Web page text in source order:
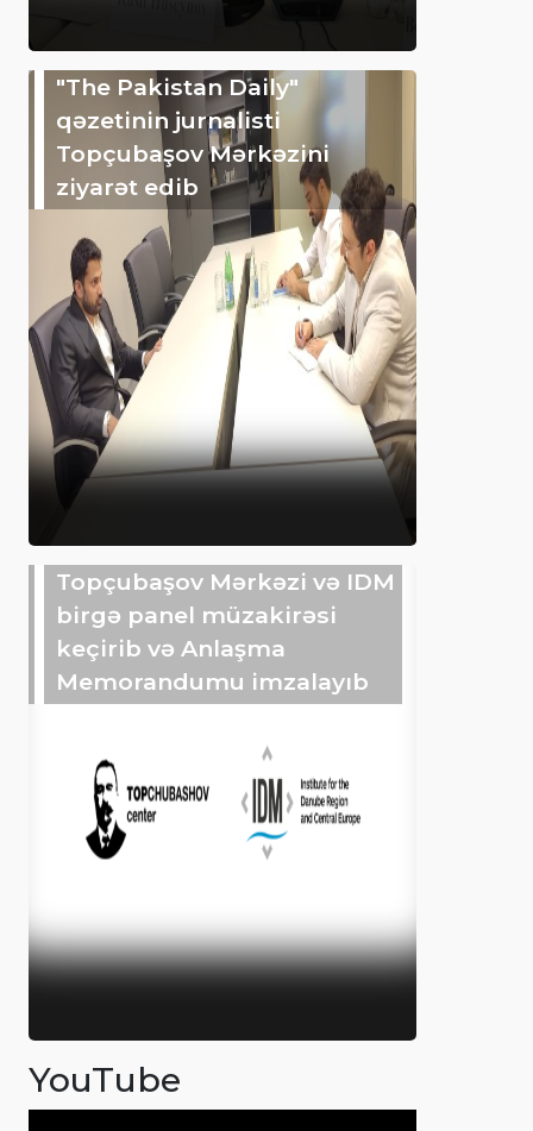
"The Pakistan Daily"
qəzetinin jurnalisti
Topçubaşov Mərkəzini
ziyarət edib
Topçubaşov Mərkəzi və IDM
birgə panel müzakirəsi
keçirib və Anlaşma
Memorandumu imzalayıb
YouTube